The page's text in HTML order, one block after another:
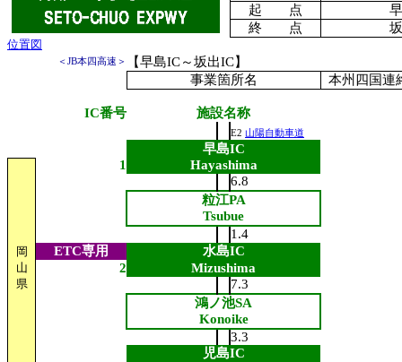
起 点
終 点
位置図
＜JB本四高速＞
【早島IC～坂出IC】
事業箇所名
本州四国連
IC番号 施設名称
E2 山陽自動車道
早島IC
岡
山
県
1
Hayashima
6.8
粒江PA
Tsubue
1.4
ETC専用
水島IC
2
Mizushima
7.3
鴻ノ池SA
Konoike
3.3
児島IC